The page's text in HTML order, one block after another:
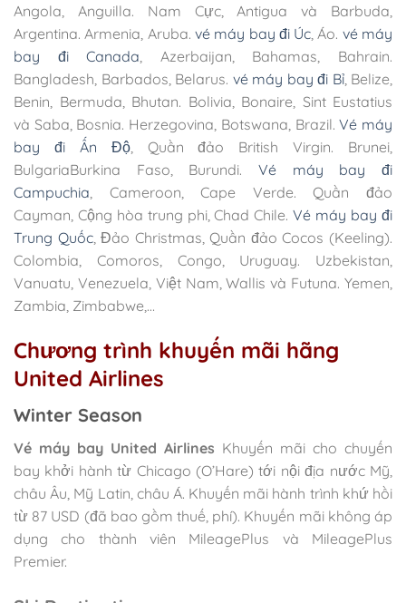
Angola, Anguilla. Nam Cực, Antigua và Barbuda,
Argentina. Armenia, Aruba. vé máy bay đi Úc , Áo. vé máy
bay đi Canada , Azerbaijan, Bahamas, Bahrain.
Bangladesh, Barbados, Belarus. vé máy bay đi Bỉ, Belize,
Benin, Bermuda, Bhutan. Bolivia, Bonaire, Sint Eustatius
và Saba, Bosnia. Herzegovina, Botswana, Brazil.Vé máy
bay đi Ấn Độ, Quần đảo British Virgin. Brunei,
BulgariaBurkina Faso, Burundi. Vé máy bay đi
Campuchia , Cameroon, Cape Verde. Quần đảo
Cayman, Cộng hòa trung phi, Chad Chile.Vé máy bay đi
Trung Quốc, Đảo Christmas, Quần đảo Cocos (Keeling).
Colombia, Comoros, Congo, Uruguay. Uzbekistan,
Vanuatu, Venezuela, Việt Nam, Wallis và Futuna. Yemen,
Zambia, Zimbabwe,…
Chương trình khuyến mãi hãng
United Airlines
Winter Season
Vé máy bay United Airlines Khuyến mãi cho chuyến
bay khởi hành từ Chicago (O’Hare) tới nội địa nước Mỹ,
châu Âu, Mỹ Latin, châu Á. Khuyến mãi hành trình khứ hồi
từ 87 USD (đã bao gồm thuế, phí). Khuyến mãi không áp
dụng cho thành viên MileagePlus và MileagePlus
Premier.